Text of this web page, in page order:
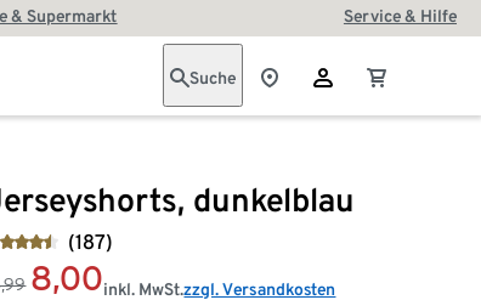
& Supermarkt Service & Hilfe
Suche
dunkelblau
(187)
8,00inkl. MwSt.zzgl. Versandkosten